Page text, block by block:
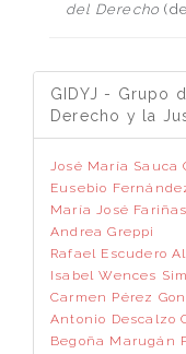
del Derecho
GIDYJ - Grupo
Derecho y la
José María Sauca
Eusebio
María José
Andrea Greppi
Rafael Escudero
Isabel Wences
Carmen Pérez
Antonio Descalzo
Begoña Marugán